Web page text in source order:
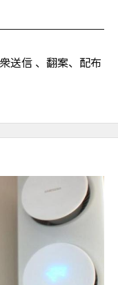
送信 、翻案、配布